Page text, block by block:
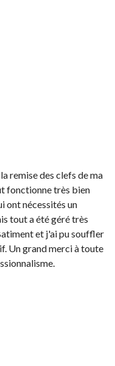
remise des clefs de ma
fonctionne très bien
ont nécessités un
tout a été géré très
et j'ai pu souffler
Un grand merci à toute